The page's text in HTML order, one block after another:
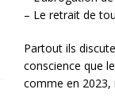
– Le retrait de
Partout ils
conscience que
comme en